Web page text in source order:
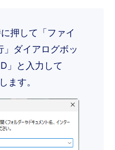
押して「ファイ
」ダイアログボッ
」と入力して
ます。